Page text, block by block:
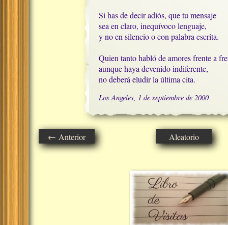
Si has de decir adiós, que tu mensaje
sea en claro, inequívoco lenguaje,
y no en silencio o con palabra escrita.
Quien tanto habló de amores frente a
aunque haya devenido indiferente,
no deberá eludir la última cita.
Los Angeles, 1 de septiembre de 2000
← Anterior Aleatorio